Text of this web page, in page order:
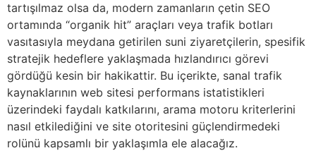
tartışılmaz olsa da, modern zamanların çetin SEO
ortamında “organik hit” araçları veya trafik botları
vasıtasıyla meydana getirilen suni ziyaretçilerin, spesifik
stratejik hedeflere yaklaşmada hızlandırıcı görevi
gördüğü kesin bir hakikattir. Bu içerikte, sanal trafik
kaynaklarının web sitesi performans istatistikleri
üzerindeki faydalı katkılarını, arama motoru kriterlerini
nasıl etkilediğini ve site otoritesini güçlendirmedeki
rolünü kapsamlı bir yaklaşımla ele alacağız.